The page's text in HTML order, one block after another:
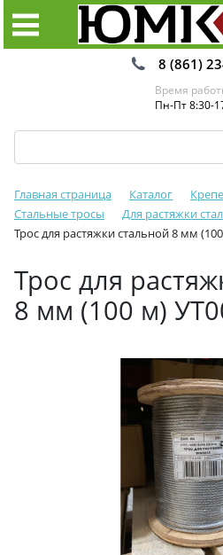
8 (861)
Время
Пн-Пт 8:30-
Главная страница Каталог
Стальные тросы
Для растяжки
Трос для растяжки стальной 8 мм
Трос для
8 мм (100 м)